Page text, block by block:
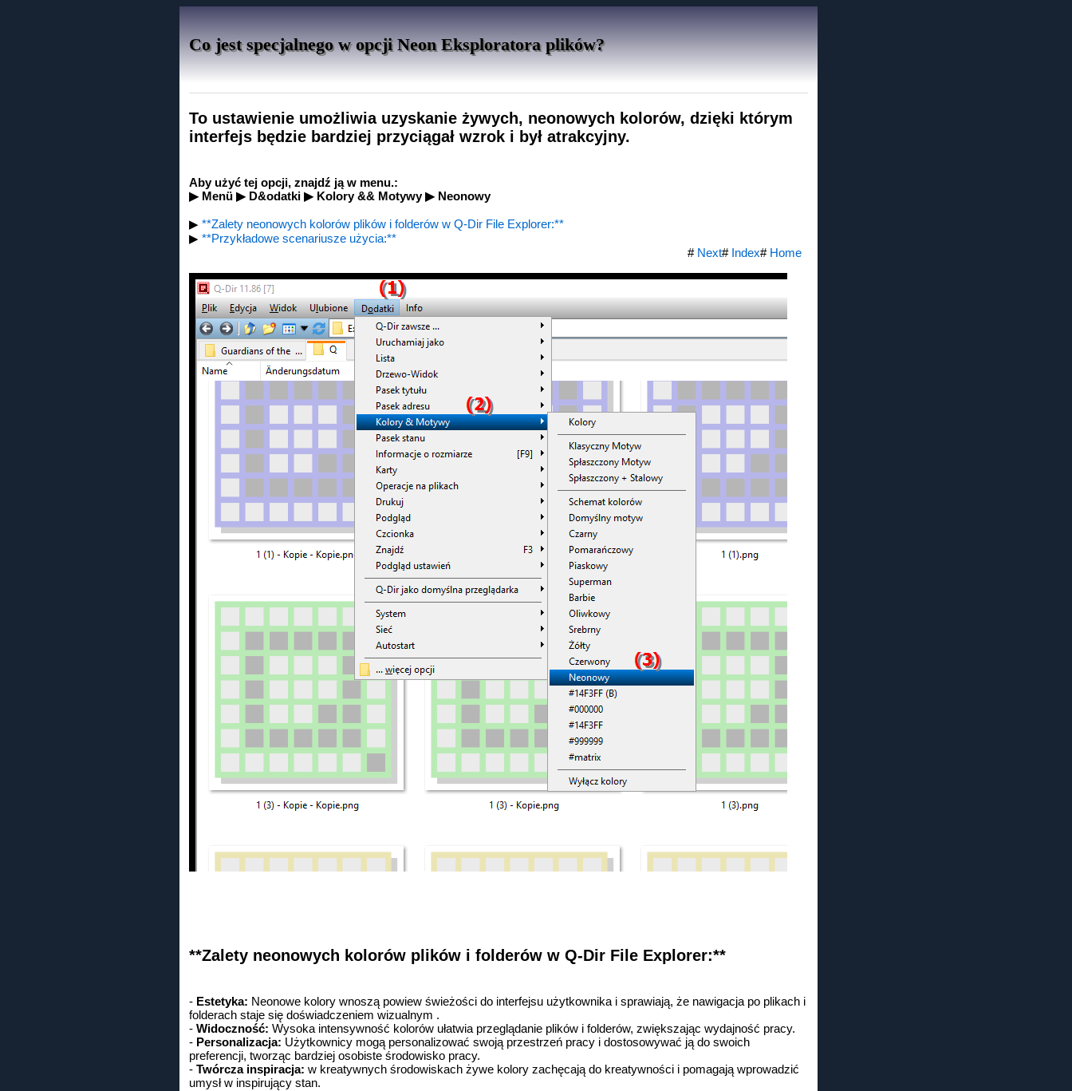
Co jest specjalnego w opcji Neon Eksploratora plików?
To ustawienie umożliwia uzyskanie żywych, neonowych kolorów, dzięki którym
interfejs będzie bardziej przyciągał wzrok i był atrakcyjny.
Aby użyć tej opcji, znajdź ją w menu.:
▶ Menü ▶ D&odatki ▶ Kolory && Motywy ▶ Neonowy
▶ **Zalety neonowych kolorów plików i folderów w Q-Dir File Explorer:**
▶ **Przykładowe scenariusze użycia:**
# Next# Index# Home
**Zalety neonowych kolorów plików i folderów w Q-Dir File Explorer:**
- Estetyka: Neonowe kolory wnoszą powiew świeżości do interfejsu użytkownika i sprawiają, że nawigacja po plikach i
folderach staje się doświadczeniem wizualnym .
- Widoczność: Wysoka intensywność kolorów ułatwia przeglądanie plików i folderów, zwiększając wydajność pracy.
- Personalizacja: Użytkownicy mogą personalizować swoją przestrzeń pracy i dostosowywać ją do swoich
preferencji, tworząc bardziej osobiste środowisko pracy.
- Twórcza inspiracja: w kreatywnych środowiskach żywe kolory zachęcają do kreatywności i pomagają wprowadzić
umysł w inspirujący stan.